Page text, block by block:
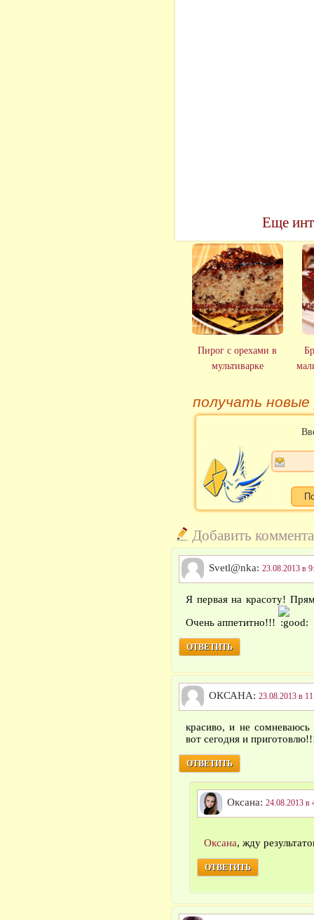
Еще
Пирог с орехами в
мультиварке
получать
Добавить
Svetl@nka: 23.08.2013 в
Я первая на красоту!
Очень аппетитно!!!
ОТВЕТИТЬ
ОКСАНА: 23.08.2013 в
красиво, и не сомневаюсь
вот сегодня и
ОТВЕТИТЬ
Оксана: 24.08.2013 в
Оксана, жду
ОТВЕТИТЬ